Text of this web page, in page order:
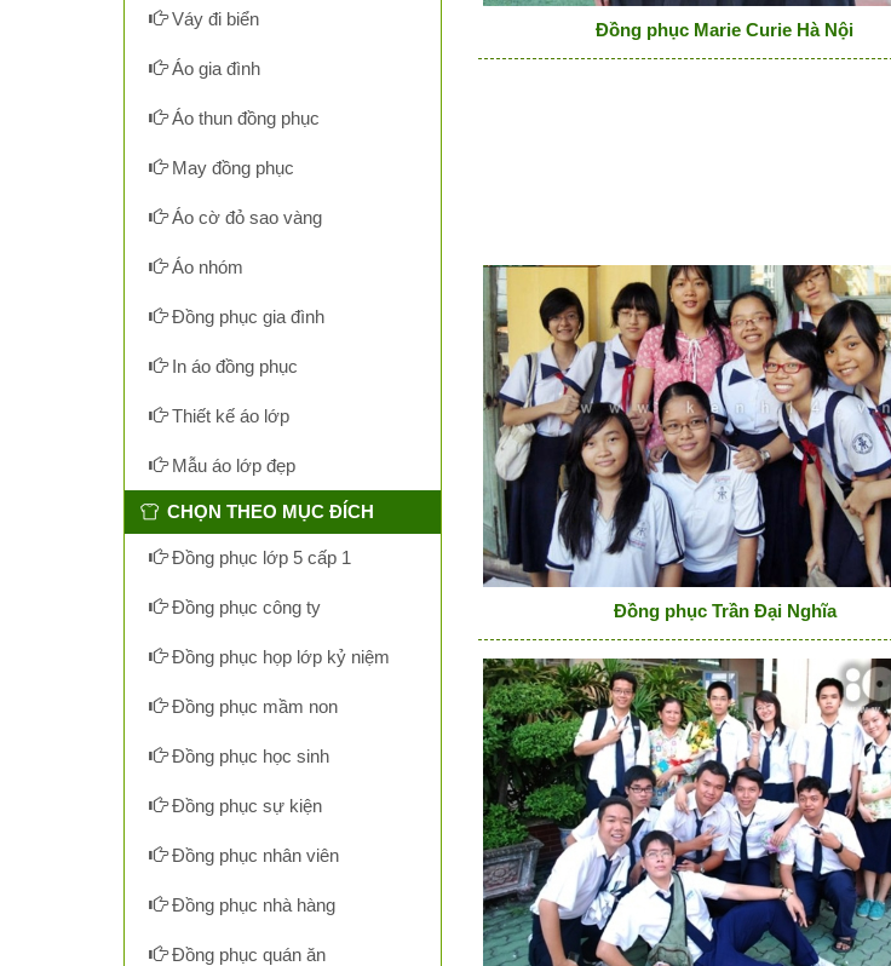
Đồng phục Marie Curie Hà Nội
Đồng phục Trần Đại Nghĩa
Váy đi biển
Áo gia đình
Áo thun đồng phục
May đồng phục
Áo cờ đỏ sao vàng
Áo nhóm
Đồng phục gia đình
In áo đồng phục
Thiết kế áo lớp
Mẫu áo lớp đẹp
CHỌN THEO MỤC ĐÍCH
Đồng phục lớp 5 cấp 1
Đồng phục công ty
Đồng phục họp lớp kỷ niệm
Đồng phục mầm non
Đồng phục học sinh
Đồng phục sự kiện
Đồng phục nhân viên
Đồng phục nhà hàng
Đồng phục quán ăn